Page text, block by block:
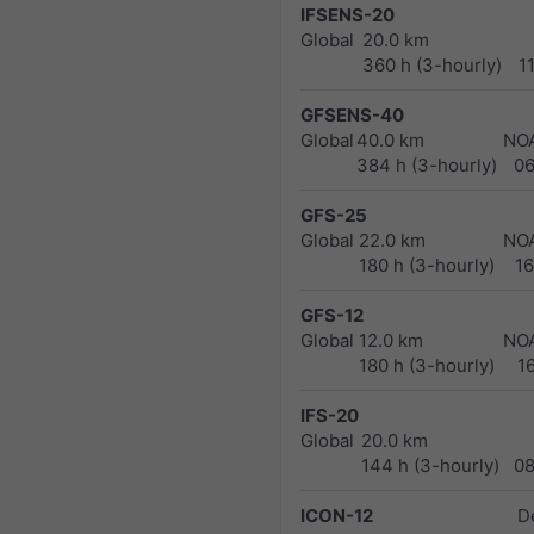
IFSENS-20
Global 20.0 km
360 h (3-hourly)
GFSENS-40
Global 40.0 km
384 h (3-hourly)
GFS-25
Global 22.0 km
180 h (3-hourly)
GFS-12
Global 12.0 km
180 h (3-hourly)
IFS-20
Global 20.0 km
144 h (3-hourly)
ICON-12